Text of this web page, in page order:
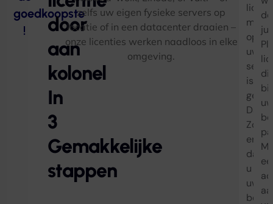
goedkoopste
!
door
aan
kolonel
In
3
Gemakkelijke
stappen
zelfs uw eigen fysieke servers op
locatie of in een datacenter draaien –
onze licenties werken naadloos in elke
omgeving.
op
uw
is
Dan,
Zorg
dat
u
uw
de
bij